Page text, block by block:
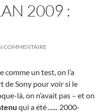
2009 :
COMMENTAIRE
comme un test, on l’a
de Sony pour voir si le
là, on n’avait pas – et on
qui a été….. 2000-